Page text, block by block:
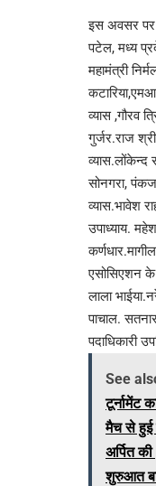
इस अवसर पर
पटेल, मध्य
महामंत्री
व्यास ,गौरव
गुर्जर.राज
व्यास.लोंकेन्द
सोनगरा, पंकज
व्यास.भावेश
उपाध्याय.
एसोसिएशन के
लाला
पाचाल.
पदाधिकारी
See
टूर्नामेंट
मैच से हुई
अर्पित
शुरुआत